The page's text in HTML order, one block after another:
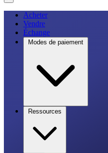
Acheter
Vendre
Échange
Modes de paiement
Ressources